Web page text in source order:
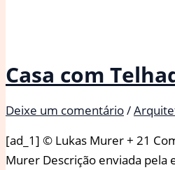
Casa com
Deixe um comentário/
[ad_1] © Lukas Murer + 21
Murer Descrição enviada pela